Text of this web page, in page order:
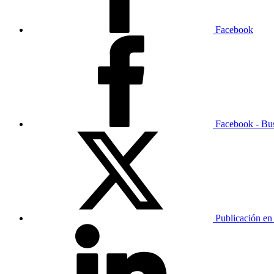
Facebook
Facebook -
Publicación